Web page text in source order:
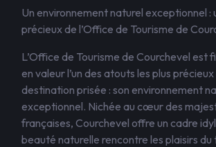
Un environnement naturel exceptionnel :
précieux de l’Office de Tourisme de
L’Office de Tourisme de Courchevel est
en valeur l’un des atouts les plus
destination prisée : son environnement
exceptionnel. Nichée au cœur des
françaises, Courchevel offre un cadre
beauté naturelle rencontre les plaisirs du